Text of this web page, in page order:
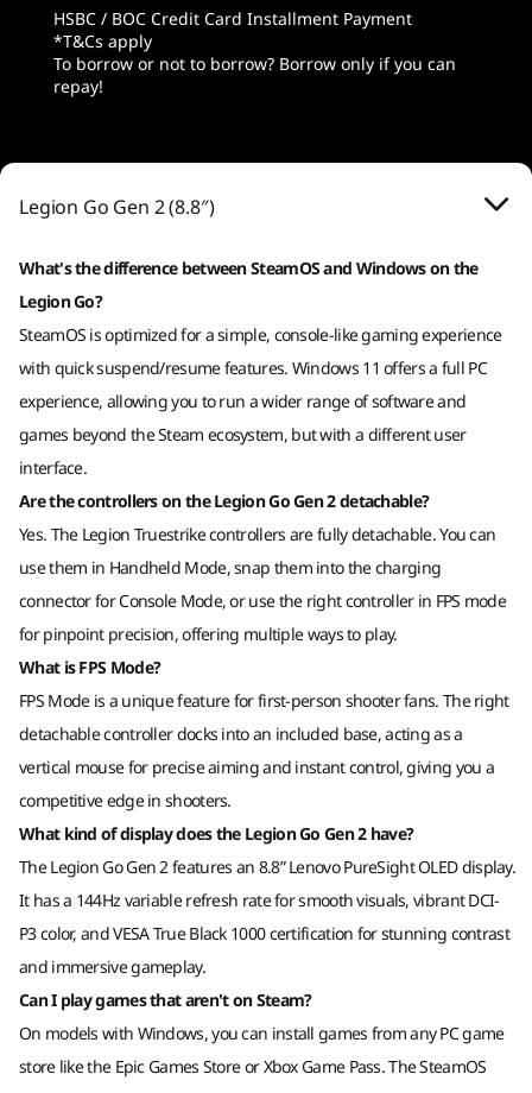
FPS 模式
這款專為 FPS 狂熱者設計的配置，讓你能
透過滑動取消並快速瞄準，輕鬆贏得勝
利。將右邊手柄拆卸並連接至隨附的控制
器底座，瞬間提升你在激烈比賽中的控制
力。
並將
遊戲手
於 Lenovo Legion 裝置
試用 Xbox Game Pass
透過 Xbox Game Pass 在 Lenovo Legion 裝置上
暢玩 Starfield、Palworld 及超過 200 款遊戲。 *
*遊戲目錄因時間、地區及裝置而異。 須遵守條款及細則。詳情請
見 xbox.com/subscriptionterms
連接性
連接埠/插槽
2.0、+ Power Delivery 3.0）
系統配置及作業環境。實際速度或有不同，並可能低於預期。
無線
WiFi 6E 2x2AX
Bluetooth™ 5.3
和頻譜分配。
設計
螢幕
8.8 吋 OLED (1920 X 1200) 16:10 寬高比、144Hz 更新
True Black 1000 認證
尺寸（高 x 寬 x 深）
基礎模組：200 毫米 x 136.7 毫米 x 22.95 毫米
基礎模組 + 控制器：295.6 毫米 x 136.7 毫米 x 42.25 毫米
重量
顏色
Eclipse Black 色
規格可能因地區/型號而異。
快速設定按鈕
9-Y 按鈕
10-B 按鈕
11-A 按鈕
12-X 按鈕
13 -霍爾效應操縱桿
14-觸控板
15-滑鼠感應器
17-USB4（40Gb/s 資料傳輸、最高搭載 DisplayPort™
2.0、+ 電源傳輸 3.0）
18 MicroSD 讀卡器
19-耳機/麥克風組合
20-頁面按鈕
HSBC / BOC Credit Card Installment Payment
*T&Cs apply
To borrow or not to borrow? Borrow only if you can
repay!
Legion Go Gen 2 (8.8″)
What's the difference between SteamOS and Windows on the
Legion Go?
SteamOS is optimized for a simple, console-like gaming experience
with quick suspend/resume features. Windows 11 offers a full PC
experience, allowing you to run a wider range of software and
games beyond the Steam ecosystem, but with a different user
interface.
Are the controllers on the Legion Go Gen 2 detachable?
Yes. The Legion Truestrike controllers are fully detachable. You can
use them in Handheld Mode, snap them into the charging
connector for Console Mode, or use the right controller in FPS mode
for pinpoint precision, offering multiple ways to play.
What is FPS Mode?
FPS Mode is a unique feature for first-person shooter fans. The right
detachable controller docks into an included base, acting as a
vertical mouse for precise aiming and instant control, giving you a
competitive edge in shooters.
What kind of display does the Legion Go Gen 2 have?
The Legion Go Gen 2 features an 8.8” Lenovo PureSight OLED display.
It has a 144Hz variable refresh rate for smooth visuals, vibrant DCI-
P3 color, and VESA True Black 1000 certification for stunning contrast
and immersive gameplay.
Can I play games that aren't on Steam?
On models with Windows, you can install games from any PC game
store like the Epic Games Store or Xbox Game Pass. The SteamOS